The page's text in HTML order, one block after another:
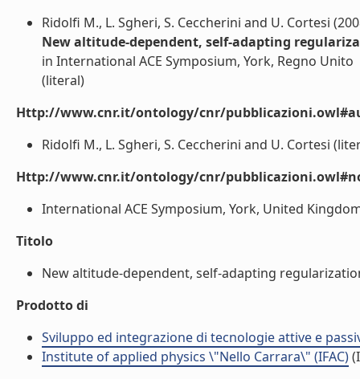
Ridolfi M., L. Sgheri, S. Ceccherini and U. Cortesi
New altitude-dependent, self-adapting
in International ACE Symposium, York, Regno Unito
(literal)
Http://www.cnr.it/ontology/cnr/
Ridolfi M., L. Sgheri, S. Ceccherini and U. Cortesi
Http://www.cnr.it/ontology/cnr/
International ACE Symposium, York, United
Titolo
New altitude-dependent, self-adapting
Prodotto di
Sviluppo ed integrazione di tecnologie attive e
Institute of applied physics \"Nello Carrara\" (IFAC)